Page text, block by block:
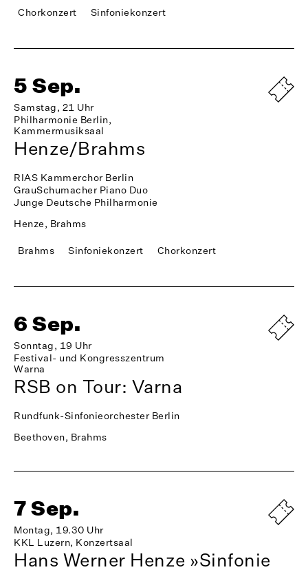
Chorkonzert Sinfoniekonzert
5 Sep.
Samstag, 21 Uhr
Philharmonie Berlin,
Kammermusiksaal
Henze/Brahms
RIAS Kammerchor Berlin
GrauSchumacher Piano Duo
Junge Deutsche Philharmonie
Henze, Brahms
Brahms Sinfoniekonzert Chorkonzert
6 Sep.
Sonntag, 19 Uhr
Festival- und Kongresszentrum
Warna
RSB on Tour: Varna
Rundfunk-Sinfonieorchester Berlin
Beethoven, Brahms
7 Sep.
Montag, 19.30 Uhr
KKL Luzern, Konzertsaal
Hans Werner Henze »Sinfonie